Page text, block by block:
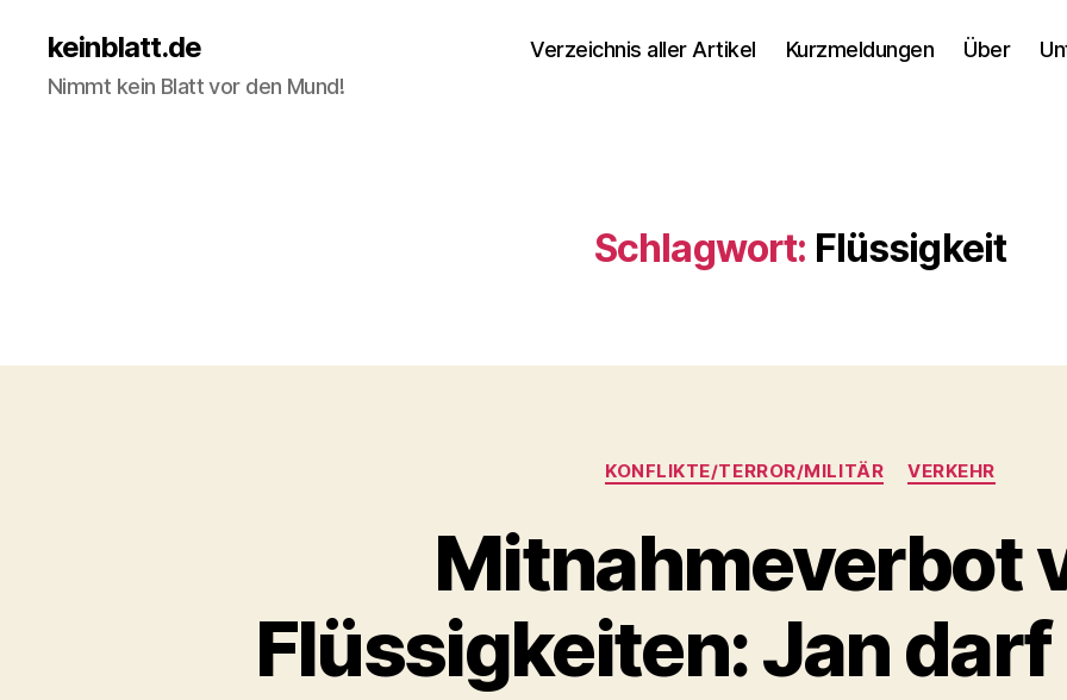
keinblatt.de
Nimmt kein Blatt vor den Mund!
Verzeichnis aller Artikel Kurzmeldungen Über
Schlagwort: Flüssigkeit
Kategorien
KONFLIKTE/TERROR/MILITÄR VERKEHR
Mitnahmeverbot
Flüssigkeiten: Jan